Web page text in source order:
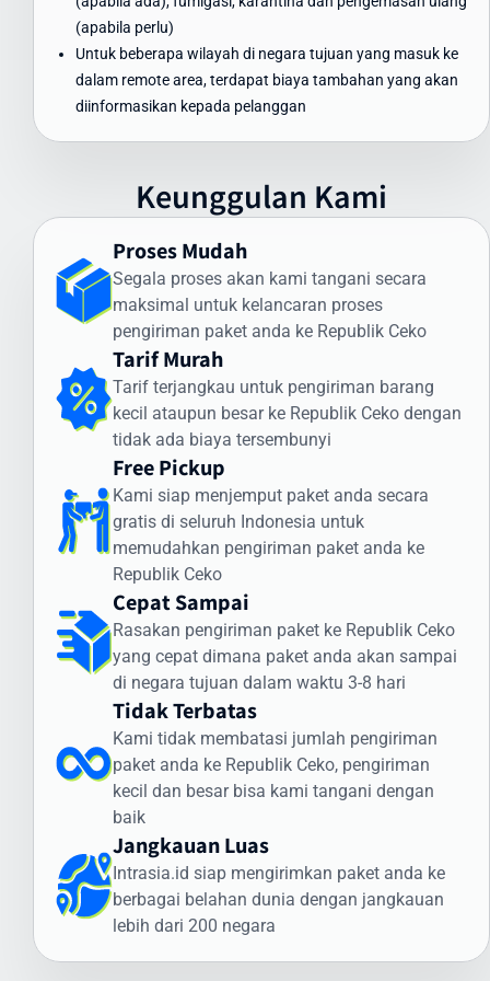
Waktu Pengiriman Paket ke Republik Ceko
yang Dapat Diandalkan
Waktu pengiriman paket ke Republik Ceko menjadi perhatian
utama bagi banyak pengirim. Intrasia.id menawarkan estimasi
waktu pengiriman yang dapat diandalkan:
Pengiriman Standard (udara): 5-7 hari kerja
Faktor yang memengaruhi waktu pengiriman meliputi:
Proses pemeriksaan bea cukai di Indonesia dan Republik Ceko
Kondisi cuaca dan faktor operasional
Ketersediaan transportasi di negara tujuan
Kejelasan dan kelengkapan alamat penerima
Intrasia.id memiliki sistem pelacakan canggih yang memungkinkan
Anda memantau status pengiriman secara real-time. Dengan
begitu, Anda selalu mendapatkan informasi terkini mengenai posisi
dan status paket Anda selama perjalanan ke Republik Ceko.
Cara Kirim Dokumen ke Republik Ceko
dengan Aman
Pengiriman dokumen internasional membutuhkan penanganan
khusus. Intrasia.id menawarkan layanan khusus untuk cara kirim
dokumen ke Republik Ceko yang aman dan terjamin:
Jenis Dokumen yang Sering Dikirim ke Republik
Dokumen legal dan kontrak bisnis
Sertifikat dan dokumen akademik
Dokumen imigrasi dan visa
Dokumen perbankan dan keuangan
Dokumen teknis dan spesifikasi produk
Keunggulan Layanan Dokumen Intrasia.id:
Pelacakan end-to-end
(apabila perlu)
Untuk beberapa wilayah di negara tujuan yang masuk ke
dalam remote area, terdapat biaya tambahan yang akan
diinformasikan kepada pelanggan
Keunggulan Kami
Proses Mudah
Segala proses akan kami tangani secara
maksimal untuk kelancaran proses
pengiriman paket anda ke Republik Ceko
Tarif Murah
Tarif terjangkau untuk pengiriman barang
kecil ataupun besar ke Republik Ceko dengan
tidak ada biaya tersembunyi
Free Pickup
Kami siap menjemput paket anda secara
gratis di seluruh Indonesia untuk
memudahkan pengiriman paket anda ke
Republik Ceko
Cepat Sampai
Rasakan pengiriman paket ke Republik Ceko
yang cepat dimana paket anda akan sampai
di negara tujuan dalam waktu 3-8 hari
Tidak Terbatas
Kami tidak membatasi jumlah pengiriman
paket anda ke Republik Ceko, pengiriman
kecil dan besar bisa kami tangani dengan
baik
Jangkauan Luas
Intrasia.id siap mengirimkan paket anda ke
berbagai belahan dunia dengan jangkauan
lebih dari 200 negara